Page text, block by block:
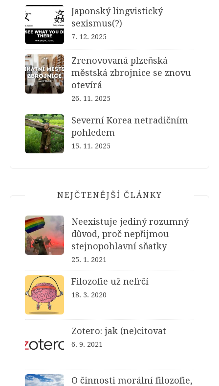
Japonský lingvistický
sexismus(?)
7. 12. 2025
Zrenovovaná plzeňská
městská zbrojnice se znovu
otevírá
26. 11. 2025
Severní Korea netradičním
pohledem
15. 11. 2025
NEJČTENĚJŠÍ ČLÁNKY
Neexistuje jediný rozumný
důvod, proč nepřijmou
stejnopohlavní sňatky
25. 1. 2021
Filozofie už nefrčí
18. 3. 2020
Zotero: jak (ne)citovat
6. 9. 2021
O činnosti morální filozofie,